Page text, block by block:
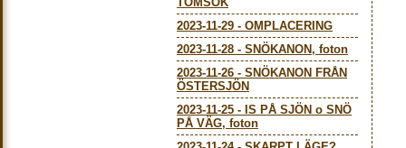
2023-11-29 - OMPLACERING
2023-11-28 - SNÖKANON, foton
2023-11-26 - SNÖKANON FRÅN
ÖSTERSJÖN
2023-11-25 - IS PÅ SJÖN o SNÖ
PÅ VÄG, foton